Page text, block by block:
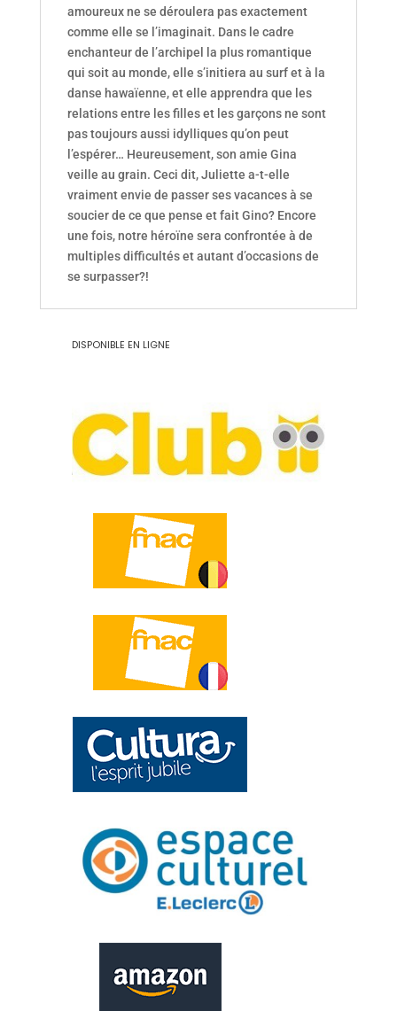
amoureux ne se déroulera pas exactement
comme elle se l’imaginait. Dans le cadre
enchanteur de l’archipel la plus romantique
qui soit au monde, elle s’initiera au surf et à la
danse hawaïenne, et elle apprendra que les
relations entre les filles et les garçons ne sont
pas toujours aussi idylliques qu’on peut
l’espérer… Heureusement, son amie Gina
veille au grain. Ceci dit, Juliette a-t-elle
vraiment envie de passer ses vacances à se
soucier de ce que pense et fait Gino? Encore
une fois, notre héroïne sera confrontée à de
multiples difficultés et autant d’occasions de
se surpasser?!
DISPONIBLE EN LIGNE